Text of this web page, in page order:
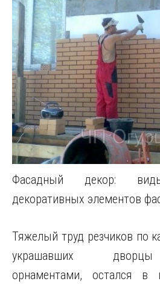
Фасадный декор:
декоративных элементов
Тяжелый труд резчиков по
украшавших
орнаментами, остался в